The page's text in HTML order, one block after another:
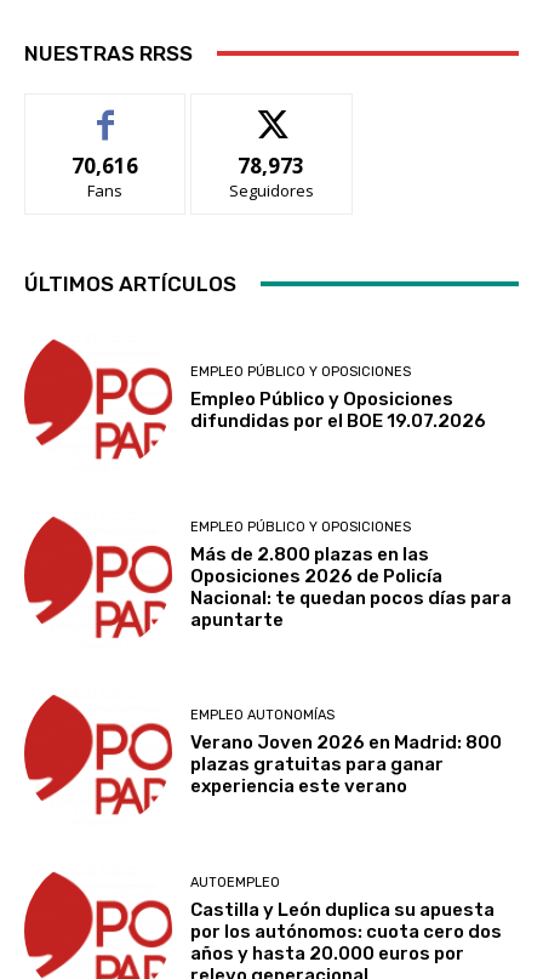
NUESTRAS RRSS
70,616
Fans
78,973
Seguidores
ÚLTIMOS ARTÍCULOS
EMPLEO PÚBLICO Y OPOSICIONES
Empleo Público y Oposiciones
difundidas por el BOE 19.07.2026
EMPLEO PÚBLICO Y OPOSICIONES
Más de 2.800 plazas en las
Oposiciones 2026 de Policía
Nacional: te quedan pocos días para
apuntarte
EMPLEO AUTONOMÍAS
Verano Joven 2026 en Madrid: 800
plazas gratuitas para ganar
experiencia este verano
AUTOEMPLEO
Castilla y León duplica su apuesta
por los autónomos: cuota cero dos
años y hasta 20.000 euros por